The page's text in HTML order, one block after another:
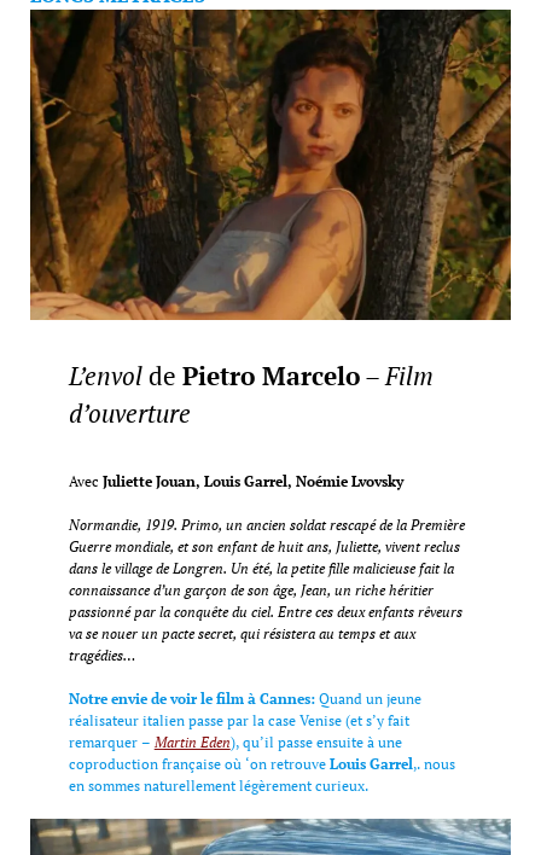
L’envolde Pietro Marcelo–Film
d’ouverture
Avec Juliette Jouan, Louis Garrel, Noémie Lvovsky
Normandie, 1919. Primo, un ancien soldat rescapé de la Première
Guerre mondiale, et son enfant de huit ans, Juliette, vivent reclus
dans le village de Longren. Un été, la petite fille malicieuse fait la
connaissance d’un garçon de son âge, Jean, un riche héritier
passionné par la conquête du ciel. Entre ces deux enfants rêveurs
va se nouer un pacte secret, qui résistera au temps et aux
tragédies…
Notre envie de voir le film à Cannes:Quand un jeune
réalisateur italien passe par la case Venise (et s’y fait
remarquer – Martin Eden), qu’il passe ensuite à une
coproduction française où ‘on retrouve Louis Garrel ,. nous
en sommes naturellement légèrement curieux.